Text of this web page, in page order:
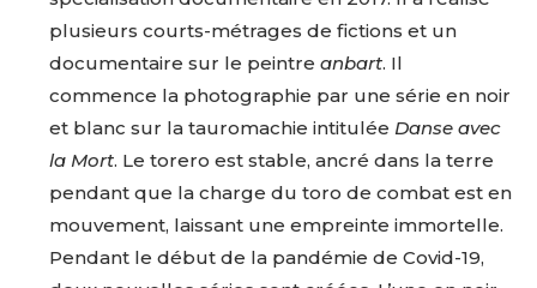
plusieurs courts-métrages de fictions et un
documentaire sur le peintre anbart. Il
commence la photographie par une série en noir
et blanc sur la tauromachie intitulée Danse avec
la Mort. Le torero est stable, ancré dans la terre
pendant que la charge du toro de combat est en
mouvement, laissant une empreinte immortelle.
Pendant le début de la pandémie de Covid-19,